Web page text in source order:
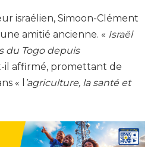
israélien, Simoon-Clément
amitié ancienne. « Israël
du Togo depuis
il affirmé, promettant de
« l
’agriculture, la santé et